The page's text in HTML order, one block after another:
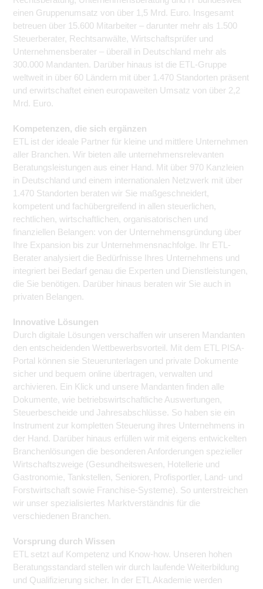
einen Gruppenumsatz von über 1,5 Mrd. Euro. Insgesamt
betreuen über 15.600 Mitarbeiter – darunter mehr als 1.500
Steuerberater, Rechtsanwälte, Wirtschaftsprüfer und
Unternehmensberater – überall in Deutschland mehr als
300.000 Mandanten. Darüber hinaus ist die ETL-Gruppe
weltweit in über 60 Ländern mit über 1.470 Standorten präsent
und erwirtschaftet einen europaweiten Umsatz von über 2,2
Mrd. Euro.
Kompetenzen, die sich ergänzen
ETL ist der ideale Partner für kleine und mittlere Unternehmen
aller Branchen. Wir bieten alle unternehmensrelevanten
Beratungsleistungen aus einer Hand. Mit über 970 Kanzleien
in Deutschland und einem internationalen Netzwerk mit über
1.470 Standorten beraten wir Sie maßgeschneidert,
kompetent und fachübergreifend in allen steuerlichen,
rechtlichen, wirtschaftlichen, organisatorischen und
finanziellen Belangen: von der Unternehmensgründung über
Ihre Expansion bis zur Unternehmensnachfolge. Ihr ETL-
Berater analysiert die Bedürfnisse Ihres Unternehmens und
integriert bei Bedarf genau die Experten und Dienstleistungen,
die Sie benötigen. Darüber hinaus beraten wir Sie auch in
privaten Belangen.
Innovative Lösungen
Durch digitale Lösungen verschaffen wir unseren Mandanten
den entscheidenden Wettbewerbsvorteil. Mit dem ETL PISA-
Portal können sie Steuerunterlagen und private Dokumente
sicher und bequem online übertragen, verwalten und
archivieren. Ein Klick und unsere Mandanten finden alle
Dokumente, wie betriebswirtschaftliche Auswertungen,
Steuerbescheide und Jahresabschlüsse. So haben sie ein
Instrument zur kompletten Steuerung ihres Unternehmens in
der Hand. Darüber hinaus erfüllen wir mit eigens entwickelten
Branchenlösungen die besonderen Anforderungen spezieller
Wirtschaftszweige (Gesundheitswesen, Hotellerie und
Gastronomie, Tankstellen, Senioren, Profisportler, Land- und
Forstwirtschaft sowie Franchise-Systeme). So unterstreichen
wir unser spezialisiertes Marktverständnis für die
verschiedenen Branchen.
Vorsprung durch Wissen
ETL setzt auf Kompetenz und Know-how. Unseren hohen
Beratungsstandard stellen wir durch laufende Weiterbildung
und Qualifizierung sicher. In der ETL Akademie werden